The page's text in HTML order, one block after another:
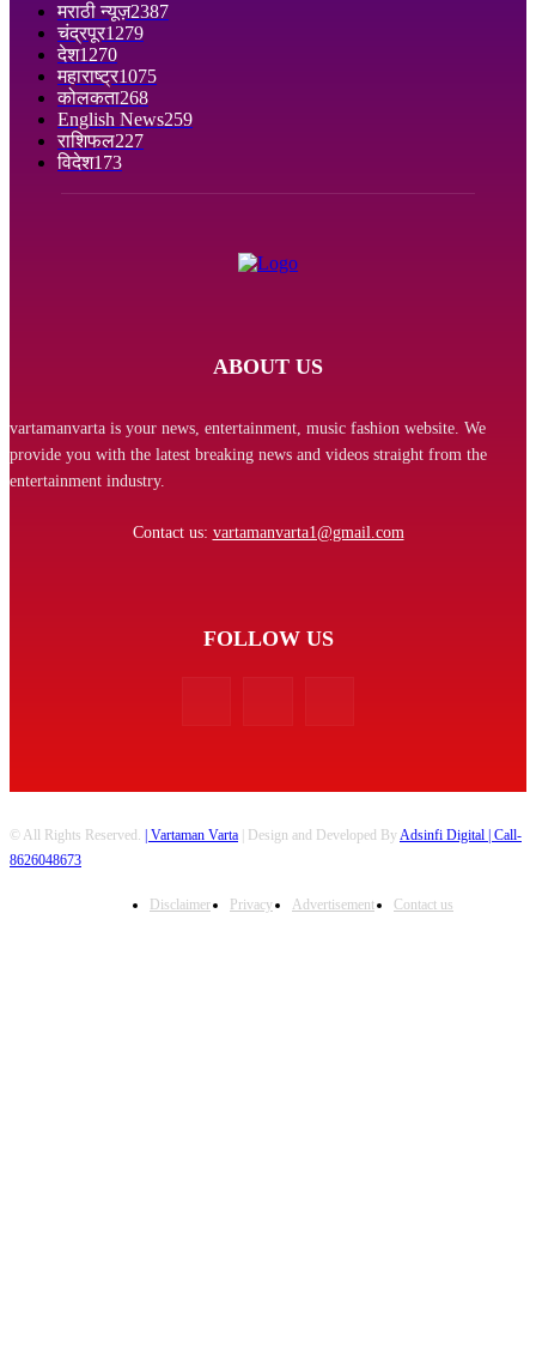
मराठी न्यूज़2387
चंद्रपूर1279
देश1270
महाराष्ट्र1075
कोलकता268
English News259
राशिफल227
विदेश173
ABOUT US
vartamanvarta is your news, entertainment, music fashion website. We
provide you with the latest breaking news and videos straight from the
entertainment industry.
Contact us: vartamanvarta1@gmail.com
FOLLOW US
© All Rights Reserved. | Vartaman Varta | Design and Developed ByAdsinfi Digital | Call-
8626048673
Disclaimer Privacy Advertisement Contact us